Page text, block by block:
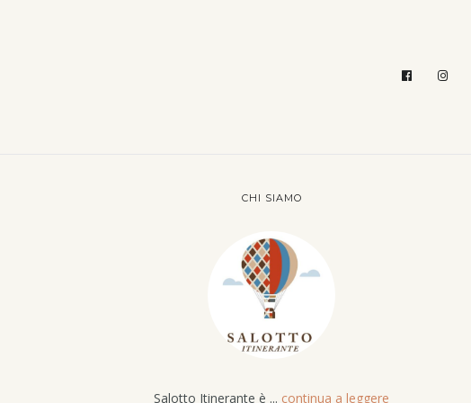
CHI SIAMO
Salotto Itinerante è ... continua a leggere